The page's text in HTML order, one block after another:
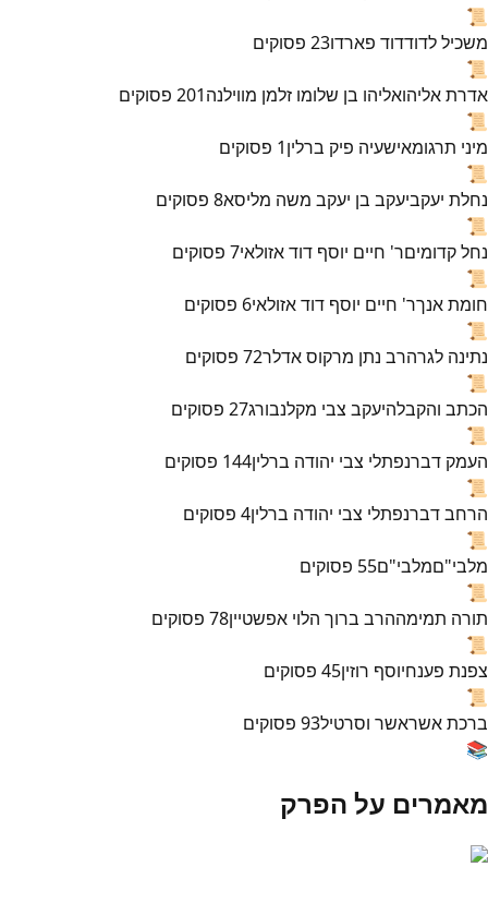
📜
משכיל לדודדוד פארדו23 פסוקים
📜
אדרת אליהואליהו בן שלומו זלמן מווילנה201 פסוקים
📜
מיני תרגומאישעיה פיק ברלין1 פסוקים
📜
נחלת יעקביעקב בן יעקב משה מליסא8 פסוקים
📜
נחל קדומיםר' חיים יוסף דוד אזולאי7 פסוקים
📜
חומת אנךר' חיים יוסף דוד אזולאי6 פסוקים
📜
נתינה לגרהרב נתן מרקוס אדלר72 פסוקים
📜
הכתב והקבלהיעקב צבי מקלנבורג27 פסוקים
📜
העמק דברנפתלי צבי יהודה ברלין144 פסוקים
📜
הרחב דברנפתלי צבי יהודה ברלין4 פסוקים
📜
מלבי"םמלבי"ם55 פסוקים
📜
תורה תמימההרב ברוך הלוי אפשטיין78 פסוקים
📜
צפנת פענחיוסף רוזין45 פסוקים
📜
ברכת אשראשר וסרטיל93 פסוקים
📚
מאמרים על הפרק